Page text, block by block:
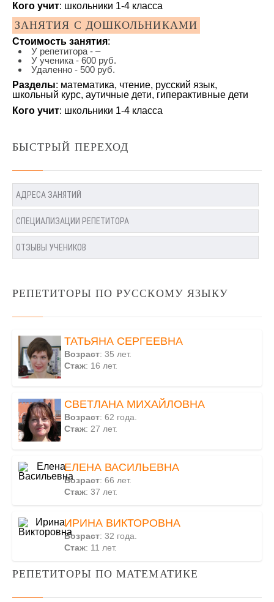
Кого учит: школьники 1-4 класса
ЗАНЯТИЯ С ДОШКОЛЬНИКАМИ
Стоимость занятия:
У репетитора - –
У ученика - 600 руб.
Удаленно - 500 руб.
Разделы: математика, чтение, русский язык,
школьный курс, аутичные дети, гиперактивные дети
Кого учит: школьники 1-4 класса
БЫСТРЫЙ ПЕРЕХОД
АДРЕСА ЗАНЯТИЙ
СПЕЦИАЛИЗАЦИИ РЕПЕТИТОРА
ОТЗЫВЫ УЧЕНИКОВ
РЕПЕТИТОРЫ ПО РУССКОМУ ЯЗЫКУ
ТАТЬЯНА СЕРГЕЕВНА
Возраст: 35 лет.
Стаж: 16 лет.
СВЕТЛАНА МИХАЙЛОВНА
Возраст: 62 года.
Стаж: 27 лет.
ЕЛЕНА ВАСИЛЬЕВНА
Возраст: 66 лет.
Стаж: 37 лет.
ИРИНА ВИКТОРОВНА
Возраст: 32 года.
Стаж: 11 лет.
РЕПЕТИТОРЫ ПО МАТЕМАТИКЕ